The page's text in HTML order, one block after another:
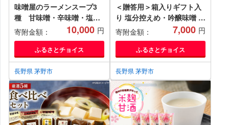
味噌屋のラーメンスープ3
種 甘味噌・辛味噌・塩麹
(300g×各2ケ)【1576490】
寄附金額： 10,000 円
ふるさとチョイス
長野県 茅野市
＜贈答用＞箱入りギフト入
り 塩分控えめ・吟醸味噌 粒
(1kg×各1個) 信州味噌の
丸井伊藤商店【1576469】
寄附金額： 7,000 円
ふるさとチョイス
長野県 茅野市